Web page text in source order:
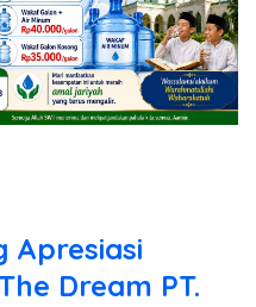
Apresiasi
Dream PT.